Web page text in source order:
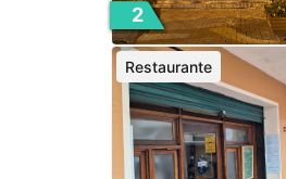
2
Restaurante